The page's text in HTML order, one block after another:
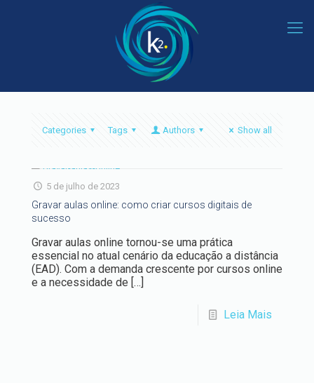
Categories Tags Authors Show all
5 de julho de 2023
Gravar aulas online: como criar cursos digitais de
sucesso
Gravar aulas online tornou-se uma prática
essencial no atual cenário da educação a distância
(EAD). Com a demanda crescente por cursos online
e a necessidade de […]
Leia Mais